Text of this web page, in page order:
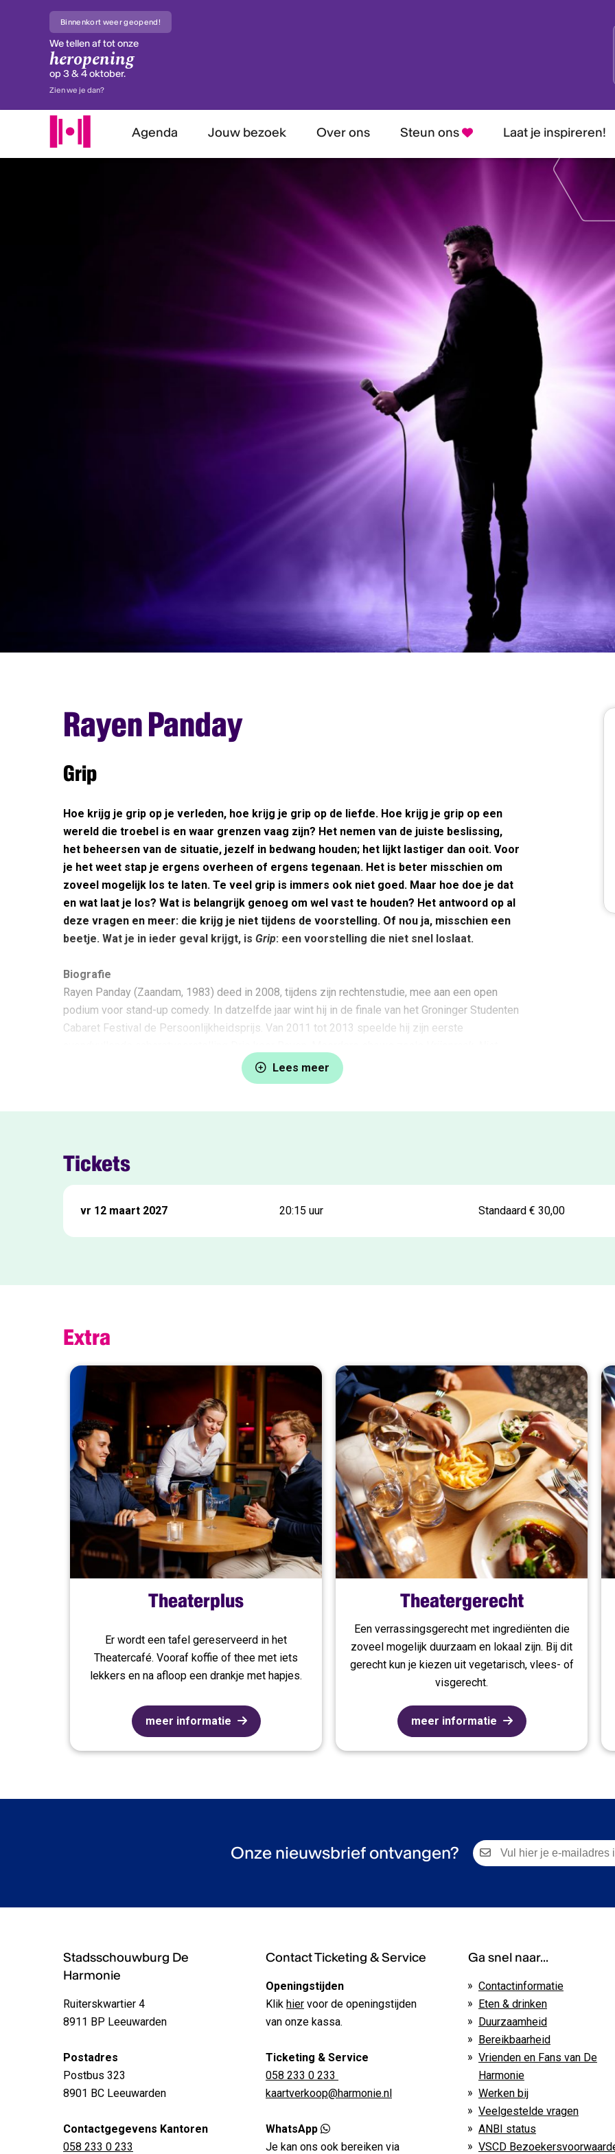
Binnenkort weer geopend!
We tellen af tot onze
heropening
op 3 & 4 oktober.
Zien we je dan?
Agenda Jouw bezoek Over ons Steun ons Laat je inspireren!
Rayen Panday
Grip
Hoe krijg je grip op je verleden, hoe krijg je grip op de liefde. Hoe krijg je grip op een
wereld die troebel is en waar grenzen vaag zijn? Het nemen van de juiste beslissing,
het beheersen van de situatie, jezelf in bedwang houden; het lijkt lastiger dan ooit. Voor
je het weet stap je ergens overheen of ergens tegenaan. Het is beter misschien om
zoveel mogelijk los te laten. Te veel grip is immers ook niet goed. Maar hoe doe je dat
en wat laat je los? Wat is belangrijk genoeg om wel vast te houden? Het antwoord op al
deze vragen en meer: die krijg je niet tijdens de voorstelling. Of nou ja, misschien een
beetje. Wat je in ieder geval krijgt, is Grip: een voorstelling die niet snel loslaat.
Biografie
Rayen Panday (Zaandam, 1983) deed in 2008, tijdens zijn rechtenstudie, mee aan een open
podium voor stand-up comedy. In datzelfde jaar wint hij in de finale van het Groninger Studenten
Cabaret Festival de Persoonlijkheidsprijs. Van 2011 tot 2013 speelde hij zijn eerste
, beide uitgezonden op NPO 3, en Fenomeen
bekend bij het grote publiek. Rayen is al jaren onderdeel van Comedytrain en heeft sinds 2020
Rayen een van de comedians bij
met zijn zevende show
nieuwe voorstellingGrip.
Lees meer
Tickets
vr 12 maart 2027 20:15 uur Standaard € 30,00
Extra
Theaterplus
Er wordt een tafel gereserveerd in het
Theatercafé. Vooraf koffie of thee met iets
lekkers en na afloop een drankje met hapjes.
meer informatie
Theatergerecht
Een verrassingsgerecht met ingrediënten die
zoveel mogelijk duurzaam en lokaal zijn. Bij dit
gerecht kun je kiezen uit vegetarisch, vlees- of
visgerecht.
meer informatie
Onze nieuwsbrief ontvangen?
Stadsschouwburg De
Harmonie
Ruiterskwartier 4
8911 BP Leeuwarden
Postadres
Postbus 323
8901 BC Leeuwarden
Contactgegevens Kantoren
058 233 0 233
Contact Ticketing & Service
Openingstijden
Klik hiervoor de openingstijden
van onze kassa.
Ticketing & Service
058 233 0 233
kaartverkoop@harmonie.nl
WhatsApp
Je kan ons ook bereiken via
Ga snel naar...
Contactinformatie
Eten & drinken
Duurzaamheid
Bereikbaarheid
Vrienden en Fans van De
Harmonie
Werken bij
Veelgestelde vragen
ANBI status
VSCD